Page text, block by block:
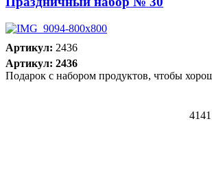
Артикул: 2436
Артикул: 2436
Подарок с набором продуктов, чтобы